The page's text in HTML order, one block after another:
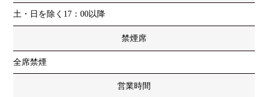
土・日を除く17：00以降
禁煙席
全席禁煙
営業時間